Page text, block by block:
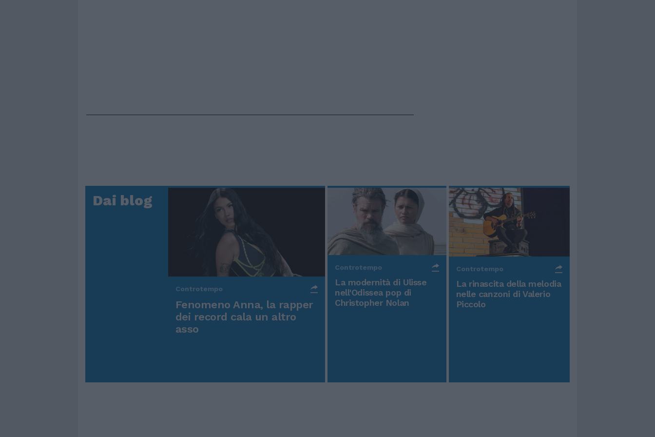
Dai blog
Controtempo
Fenomeno Anna, la rapper
dei record cala un altro
asso
Controtempo
La modernità di Ulisse
nell'Odissea pop di
Christopher Nolan
Controtempo
La rinascita della melodia
nelle canzoni di Valerio
Piccolo